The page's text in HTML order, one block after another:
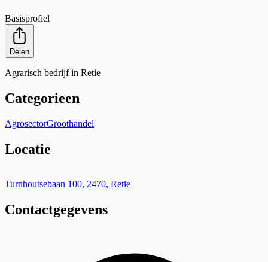
Basisprofiel
Delen
Agrarisch bedrijf in Retie
Categorieen
AgrosectorGroothandel
Locatie
+
−
Turnhoutsebaan 100, 2470, Retie
Contactgegevens